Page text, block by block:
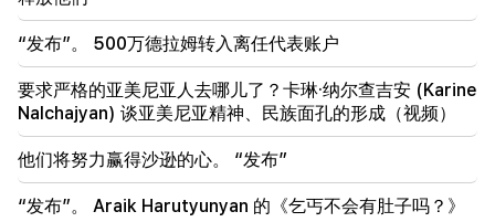
（视频）
20:20
钱会像河流一样流动。这三个生肖八月下旬发财
19:36
Sayat Nova 的一栋高层建筑发生大火。居民已被疏散
19:34 重要的
“发布”。 500万德拉姆转入离任代表账户
要求严格的亚美尼亚人去哪儿了？卡琳·纳尔查吉安 (Karine
Nalchajyan) 谈亚美尼亚精神、民族面孔的形成（视频）
他们将努力赢得沙逊的心。 “发布”
“发布”。 Araik Harutyunyan 的《乞丐不会有肚子吗？》